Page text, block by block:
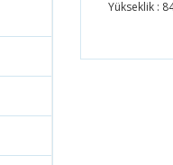
Yükseklik :